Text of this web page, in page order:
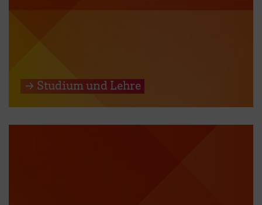
→ Studium und Lehre